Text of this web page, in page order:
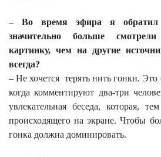
– Во время эфира я
значительно больше
картинку, чем на другие
всегда?
– Не хочется терять нить гонки. Это
когда комментируют два-три
увлекательная беседа, которая,
происходящего на экране. Чтобы
гонка должна доминировать.